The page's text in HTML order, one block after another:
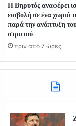
Η Βηρυτός αναφέρει
εισβολή σε ένα χωριό
παρά την ανάπτυξη
στρατού
πριν από 7 ώρες